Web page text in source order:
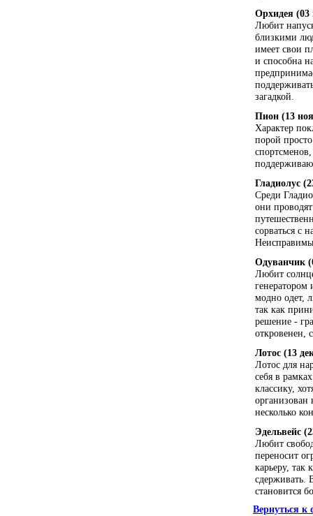
Орхидея (03
Любит
близкими
имеет свои
и способна
загадкой.
Пион (13
Характер
порой
Гладиолус
Среди
они
сорваться с
Одуванчик
Любит
модно одет,
так как
решение -
откровенен,
Лотос (13
Лотос для
себя в
классику,
несколько
Эдельвейс
Любит
переносит
карьеру, так
сдерживать.
становится
Вернуться к